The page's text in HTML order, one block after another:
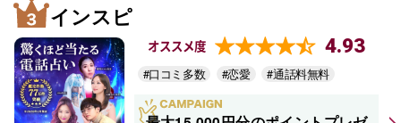
インスピ
オススメ度 4.93
#口コミ多数 #恋愛 #通話料無料